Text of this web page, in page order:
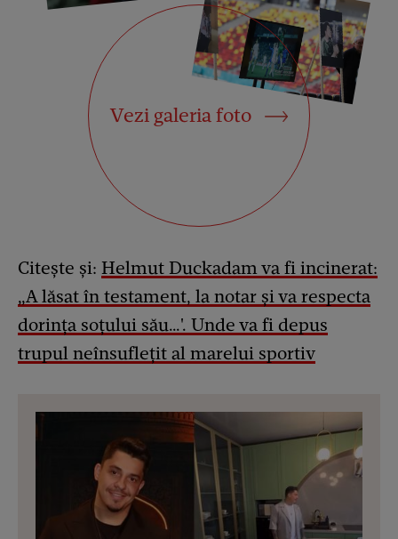
Vezi galeria foto
Citește și: Helmut Duckadam va fi incinerat:
„A lăsat în testament, la notar și va respecta
dorința soțului său…'. Unde va fi depus
trupul neînsuflețit al marelui sportiv